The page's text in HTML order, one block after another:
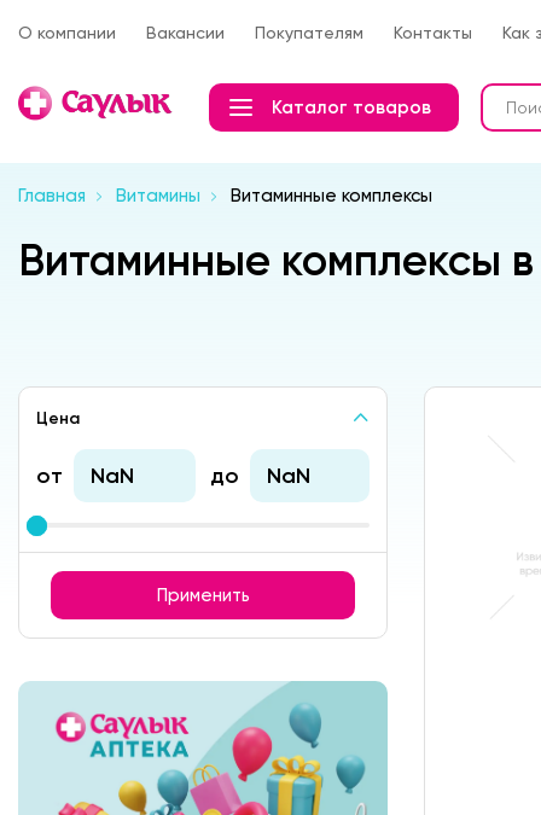
О компании Вакансии Покупателям Контакты Как
Каталог товаров
Главная Витамины Витаминные комплексы
Витаминные комплексы
Цена
от до
Применить